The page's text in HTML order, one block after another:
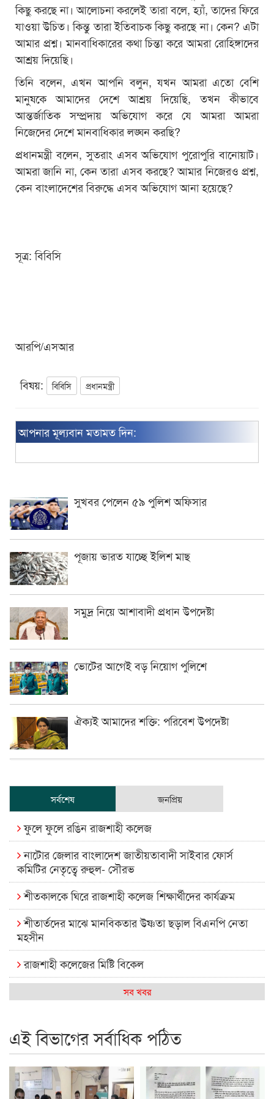
কিছু করছে না। আলোচনা করলেই তারা বলে, হ্যাঁ, তাদের ফিরে
যাওয়া উচিত। কিন্তু তারা ইতিবাচক কিছু করছে না। কেন? এটা
আমার প্রশ্ন। মানবাধিকারের কথা চিন্তা করে আমরা রোহিঙ্গাদের
আশ্রয় দিয়েছি।
তিনি বলেন, এখন আপনি বলুন, যখন আমরা এতো বেশি
মানুষকে আমাদের দেশে আশ্রয় দিয়েছি, তখন কীভাবে
আন্তর্জাতিক সম্প্রদায় অভিযোগ করে যে আমরা আমরা
নিজেদের দেশে মানবাধিকার লঙ্ঘন করছি?
প্রধানমন্ত্রী বলেন, সুতরাং এসব অভিযোগ পুরোপুরি বানোয়াট।
আমরা জানি না, কেন তারা এসব করছে? আমার নিজেরও প্রশ্ন,
কেন বাংলাদেশের বিরুদ্ধে এসব অভিযোগ আনা হয়েছে?
সূত্র: বিবিসি
আরপি/এসআর
বিষয়: বিবিসি প্রধানমন্ত্রী
আপনার মূল্যবান মতামত দিন:
সুখবর পেলেন ৫৯ পুলিশ অফিসার
পূজায় ভারত যাচ্ছে ইলিশ মাছ
সমুদ্র নিয়ে আশাবাদী প্রধান উপদেষ্টা
ভোটের আগেই বড় নিয়োগ পুলিশে
ঐক্যই আমাদের শক্তি: পরিবেশ উপদেষ্টা
সর্বশেষ জনপ্রিয়
ফুলে ফুলে রঙিন রাজশাহী কলেজ
নাটোর জেলার বাংলাদেশ জাতীয়তাবাদী সাইবার ফোর্স
কমিটির নেতৃত্বে রুহুল- সৌরভ
শীতকালকে ঘিরে রাজশাহী কলেজ শিক্ষার্থীদের কার্যক্রম
শীতার্তদের মাঝে মানবিকতার উষ্ণতা ছড়াল বিএনপি নেতা
মহসীন
রাজশাহী কলেজের মিষ্টি বিকেল
কেমন আছে আমাদের দেশের মধ্যবিত্তরা
রাজশাইন একাডেমির ফল প্রকাশ ও পুরস্কার বিতরণ
রাজশাহী কলেজের শিক্ষার্থী শাখাওয়াত পেলেন স্টার এক্সিলেন্স
অ্যাওয়ার্ড
সব খবর
এই বিভাগের সর্বাধিক পঠিত